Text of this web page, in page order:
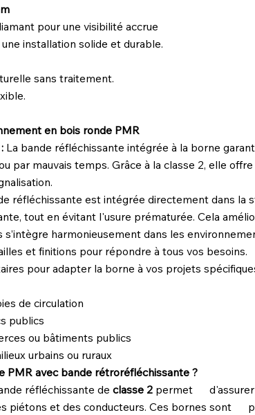
pour une visibilité accrue
installation solide et durable.
sans traitement.
en bois ronde PMR
La bande réfléchissante intégrée à la borne
par mauvais temps. Grâce à la classe 2, elle
réfléchissante est intégrée directement dans la
tout en évitant l'usure prématurée. Cela
harmonieusement dans les
et finitions pour répondre à tous vos besoins.
pour adapter la borne à vos projets
de circulation
publics
ou bâtiments publics
urbains ou ruraux
PMR avec bande rétroréfléchissante ?
réfléchissante declasse 2 permet d'assurer
et des conducteurs. Ces bornes sont